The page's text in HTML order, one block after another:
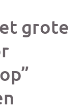
op
grote